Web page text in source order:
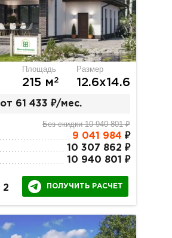
Площадь
215 м2
Размер
12.6х14.6
от 61 433 ₽/мес.
Без скидки 10 940 801 ₽
9 041 984 ₽
10 307 862 ₽
10 940 801 ₽
2 ПОЛУЧИТЬ РАСЧЕТ